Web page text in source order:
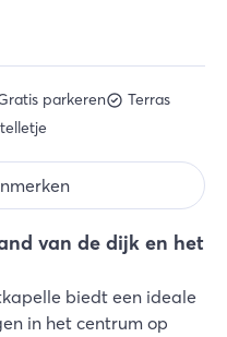
van de dijk en het
biedt een ideale
in het centrum op
parkeren
Terras